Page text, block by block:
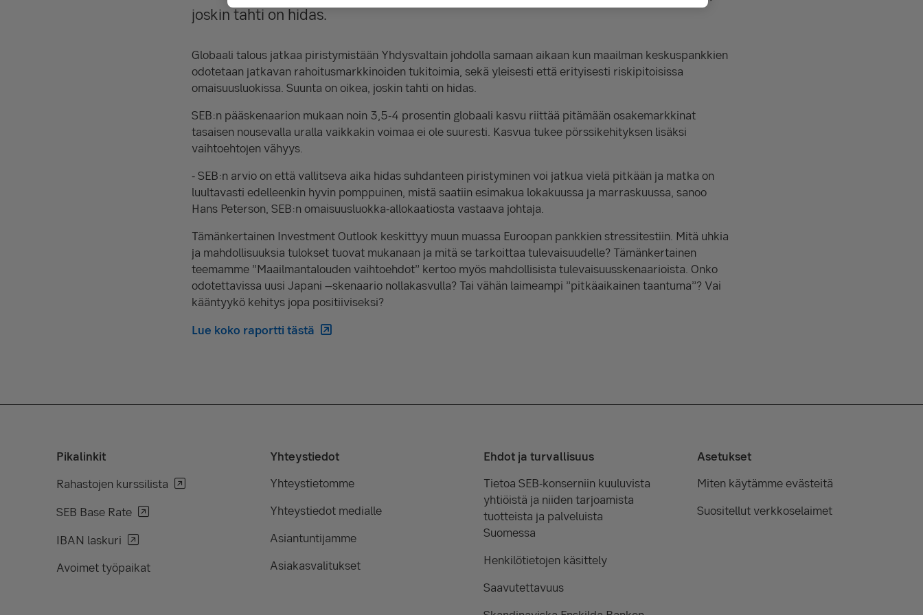
joskin tahti on hidas.
Globaali talous jatkaa piristymistään Yhdysvaltain johdolla samaan aikaan kun maailman keskuspankkien
odotetaan jatkavan rahoitusmarkkinoiden tukitoimia, sekä yleisesti että erityisesti riskipitoisissa
omaisuusluokissa. Suunta on oikea, joskin tahti on hidas.
SEB:n pääskenaarion mukaan noin 3,5-4 prosentin globaali kasvu riittää pitämään osakemarkkinat
tasaisen nousevalla uralla vaikkakin voimaa ei ole suuresti. Kasvua tukee pörssikehityksen lisäksi
vaihtoehtojen vähyys.
- SEB:n arvio on että vallitseva aika hidas suhdanteen piristyminen voi jatkua vielä pitkään ja matka on
luultavasti edelleenkin hyvin pomppuinen, mistä saatiin esimakua lokakuussa ja marraskuussa, sanoo
Hans Peterson, SEB:n omaisuusluokka-allokaatiosta vastaava johtaja.
Tämänkertainen Investment Outlook keskittyy muun muassa Euroopan pankkien stressitestiin. Mitä uhkia
ja mahdollisuuksia tulokset tuovat mukanaan ja mitä se tarkoittaa tulevaisuudelle? Tämänkertainen
teemamme ”Maailmantalouden vaihtoehdot” kertoo myös mahdollisista tulevaisuusskenaarioista. Onko
odotettavissa uusi Japani –skenaario nollakasvulla? Tai vähän laimeampi ”pitkäaikainen taantuma”? Vai
kääntyykö kehitys jopa positiiviseksi?
Lue koko raportti tästä
Pikalinkit
Rahastojen kurssilista
SEB Base Rate
IBAN laskuri
Avoimet työpaikat
Yhteystiedot
Yhteystietomme
Yhteystiedot medialle
Asiantuntijamme
Asiakasvalitukset
Ehdot ja turvallisuus
Tietoa SEB-konserniin kuuluvista
yhtiöistä ja niiden tarjoamista
tuotteista ja palveluista
Suomessa
Henkilötietojen käsittely
Saavutettavuus
Asetukset
Miten käytämme evästeitä
Suositellut verkkoselaimet